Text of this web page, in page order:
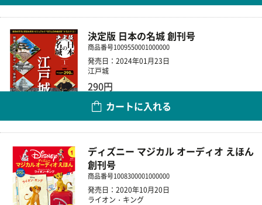
決定版 日本の名城 創刊号
商品番号1009550001000000
発売日：2024年01月23日
江戸城
290円
カートに入れる
ディズニー マジカル オーディオ えほん
創刊号
商品番号1008300001000000
発売日：2020年10月20日
ライオン・キング